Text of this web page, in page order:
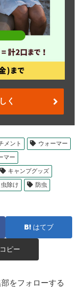
く
メント
ウォーマー
マー
キャンプグッズ
虫除け 防虫
はてブ
コピー
をフォローする